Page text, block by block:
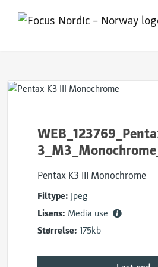
Pentax K3 III Monochrome
Filtype: Jpeg
Lisens: Media use
Størrelse: 175kb